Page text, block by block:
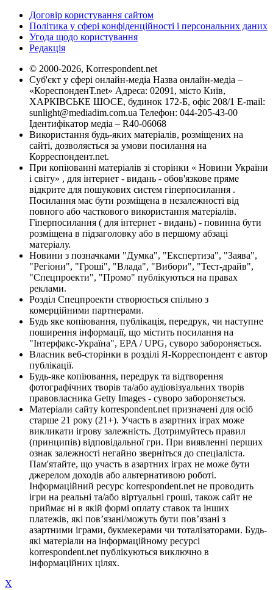
Договір користування сайтом
Політика у сфері конфіденційності і персональних даних
Угода щодо користування
Редакція
© 2000-2026, Korrespondent.net
Суб'єкт у сфері онлайн-медіа Назва онлайн-медіа –
«КореспонденТ.net» Адреса: 02091, місто Київ,
ХАРКІВСЬКЕ ШОСЕ, будинок 172-Б, офіс 208/1 E-mail:
sunlight@mediadim.com.ua Телефон: 044-205-43-00
Ідентифікатор медіа – R40-06068
Використання будь-яких матеріалів, розміщених на
сайті, дозволяється за умови посилання на
Корреспондент.net.
При копіюванні матеріалів зі сторінки « Новини України
і світу» , для інтернет - видань - обов'язкове пряме
відкрите для пошукових систем гіперпосилання .
Посилання має бути розміщена в незалежності від
повного або часткового використання матеріалів.
Гіперпосилання ( для інтернет - видань) - повинна бути
розміщена в підзаголовку або в першому абзаці
матеріалу.
Новини з позначками "Думка", "Експертиза", "Заява",
"Регіони", "Гроші", "Влада", "Вибори", "Тест-драйв",
"Спецпроекти", "Промо" публікуються на правах
реклами.
Розділ Спецпроекти створюється спільно з
комерційними партнерами.
Будь яке копіювання, публікація, передрук, чи наступне
поширення інформації, що містить посилання на
"Інтерфакс-Україна", EPA / UPG, суворо забороняється.
Власник веб-сторінки в розділі Я-Корреспондент є автор
публікації.
Будь-яке копіювання, передрук та відтворення
фотографічних творів та/або аудіовізуальних творів
правовласника Getty Images - суворо забороняється.
Матеріали сайту korrespondent.net призначені для осіб
старше 21 року (21+). Участь в азартних іграх може
викликати ігрову залежність. Дотримуйтесь правил
(принципів) відповідальної гри. При виявленні перших
ознак залежності негайно зверніться до спеціаліста.
Пам'ятайте, що участь в азартних іграх не може бути
джерелом доходів або альтернативою роботі.
Інформаційний ресурс korrespondent.net не проводить
ігри на реальні та/або віртуальні гроші, також сайт не
приймає ні в якій формі оплату ставок та інших
платежів, які пов’язані/можуть бути пов’язані з
азартними іграми, букмекерами чи тоталізаторами. Будь-
які матеріали на інформаційному ресурсі
korrespondent.net публікуються виключно в
інформаційних цілях.
X